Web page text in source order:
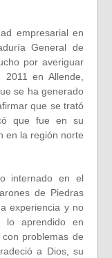
empresarial en
General de
por averiguar
en Allende,
se ha generado
que se trató
que fue en su
en la región norte
internado en el
de Piedras
experiencia y no
lo aprendido en
problemas de
a Dios, su